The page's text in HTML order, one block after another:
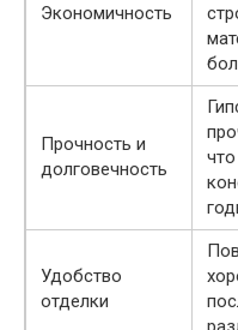
Экономичность
Прочность и
долговечность
Удобство
отделки